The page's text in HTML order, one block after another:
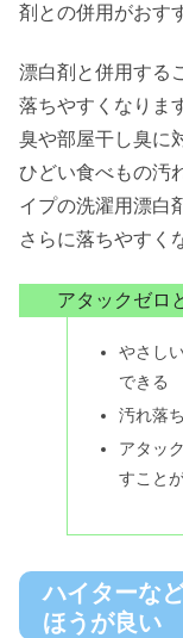
剤との併用がおす
漂白剤と併用する
落ちやすくなりま
臭や部屋干し臭に
ひどい食べもの汚
イプの洗濯用漂白
さらに落ちやすく
アタックゼロ
やさし
できる
汚れ落
アタッ
すこと
ハイターな
ほうが良い